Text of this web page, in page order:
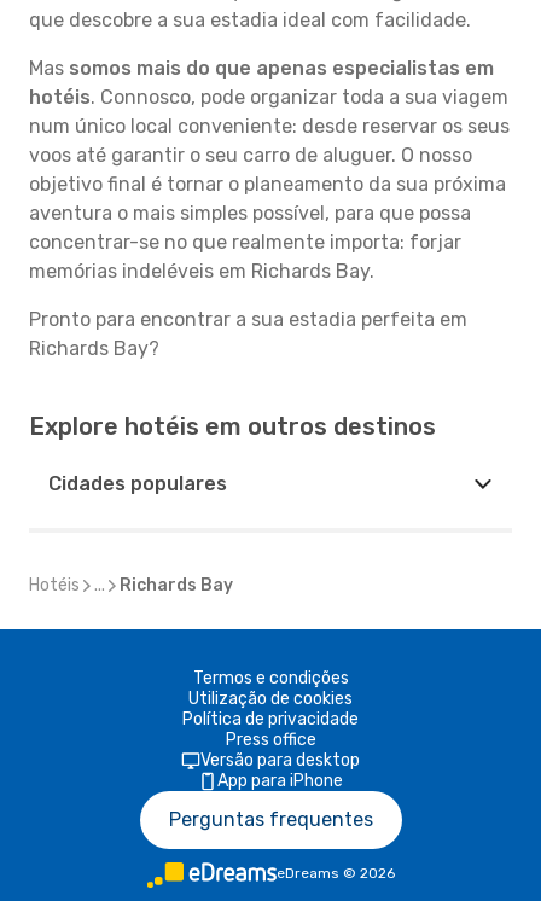
que descobre a sua estadia ideal com facilidade.
Mas somos mais do que apenas especialistas em
hotéis. Connosco, pode organizar toda a sua viagem
num único local conveniente: desde reservar os seus
voos até garantir o seu carro de aluguer. O nosso
objetivo final é tornar o planeamento da sua próxima
aventura o mais simples possível, para que possa
concentrar-se no que realmente importa: forjar
memórias indeléveis em Richards Bay.
Pronto para encontrar a sua estadia perfeita em
Richards Bay?
Explore hotéis em outros destinos
Cidades populares
Hotéis ... Richards Bay
Termos e condições
Utilização de cookies
Política de privacidade
Press office
Versão para desktop
App para iPhone
Perguntas frequentes
eDreams © 2026